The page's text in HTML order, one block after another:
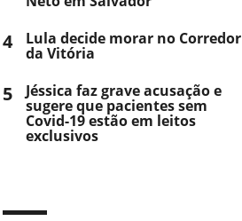
4 Lula decide morar no Corredor
da Vitória
5 Jéssica faz grave acusação e
sugere que pacientes sem
Covid-19 estão em leitos
exclusivos